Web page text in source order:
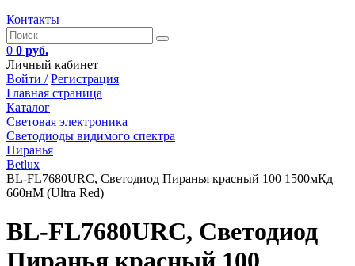
Контакты
0 0 руб.
Личный кабинет
Войти / Регистрация
Главная страница
Каталог
Световая электроника
Светодиоды видимого спектра
Пиранья
Betlux
BL-FL7680URC, Светодиод Пиранья красный 100 1500мКд
660нМ (Ultra Red)
BL-FL7680URC, Светодиод